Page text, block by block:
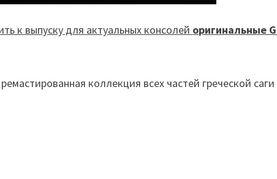
к выпуску для актуальных консолей оригинальные
коллекция всех частей греческой